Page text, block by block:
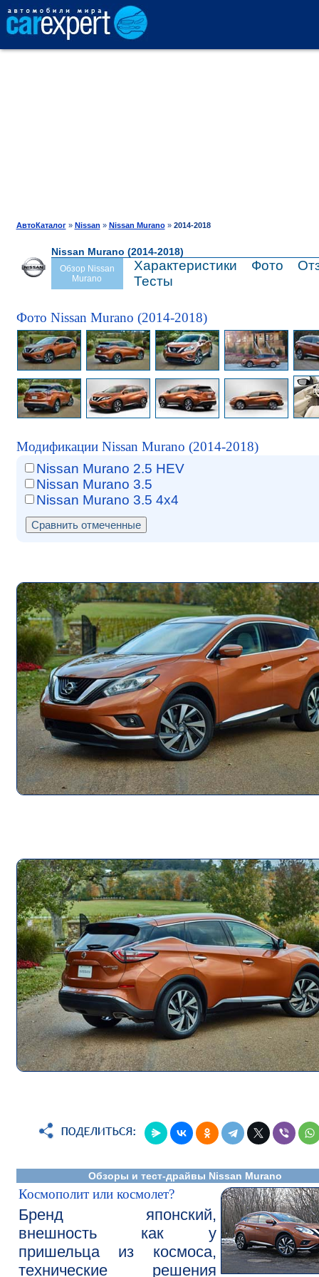
ТЕСТ-ДРАЙВ
ПРОДАЖА
АвтоКаталог» Nissan » Nissan Murano» 2014-2018
Nissan Murano (2014-2018)
Обзор Nissan
Murano
Характеристики Фото
Тесты
Фото Nissan Murano (2014-2018)
Модификации Nissan Murano (2014-2018)
Nissan Murano 2.5 HEV
Nissan Murano 3.5
Nissan Murano 3.5 4x4
Обзоры и тест-драйвы Nissan Murano
Космополит или космолет?
Бренд японский,
внешность как у
пришельца из космоса,
технические решения